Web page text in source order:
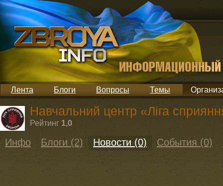
Лента Блоги Вопросы Темы
Навчальний центр «Ліга
Рейтинг 1,0
Инфо Блоги (2) Новости (0) События (0)